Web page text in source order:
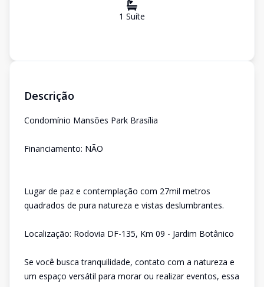
1 Suíte
Descrição
Condomínio Mansões Park Brasília
Financiamento: NÃO
Lugar de paz e contemplação com 27mil metros
quadrados de pura natureza e vistas deslumbrantes.
Localização: Rodovia DF-135, Km 09 - Jardim Botânico
Se você busca tranquilidade, contato com a natureza e
um espaço versátil para morar ou realizar eventos, essa